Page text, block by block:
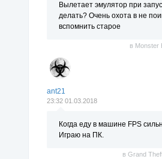
Вылетает эмулятор при
делать? Очень охота в не
вспомнить старое
в Monster
ant21
23:32 01.03.2018
Когда еду в машине FPS
Играю на ПК.
вGrand